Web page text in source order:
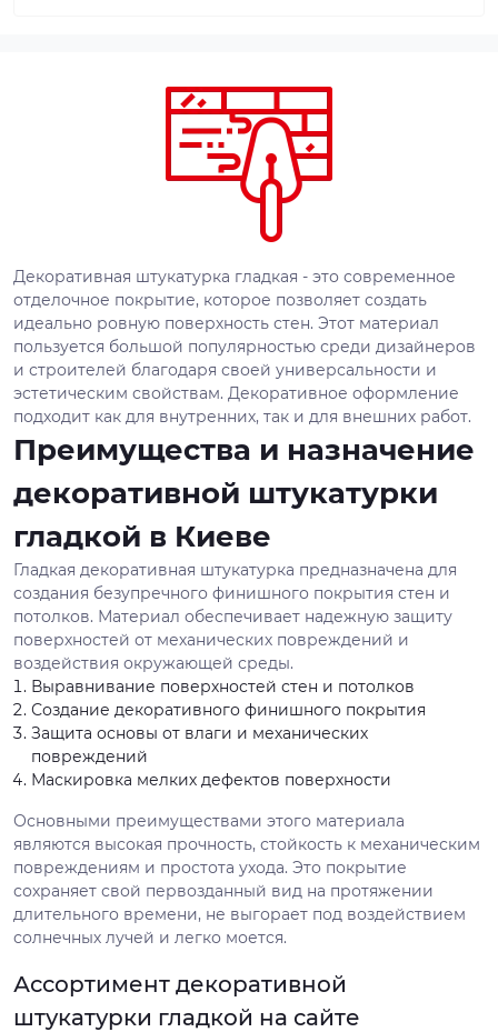
Декоративная штукатурка гладкая - это современное
отделочное покрытие, которое позволяет создать
идеально ровную поверхность стен. Этот материал
пользуется большой популярностью среди дизайнеров
и строителей благодаря своей универсальности и
эстетическим свойствам. Декоративное оформление
подходит как для внутренних, так и для внешних работ.
Преимущества и назначение
декоративной штукатурки
гладкой в Киеве
Гладкая декоративная штукатурка предназначена для
создания безупречного финишного покрытия стен и
потолков. Материал обеспечивает надежную защиту
поверхностей от механических повреждений и
воздействия окружающей среды.
Выравнивание поверхностей стен и потолков
Создание декоративного финишного покрытия
Защита основы от влаги и механических
повреждений
Маскировка мелких дефектов поверхности
Основными преимуществами этого материала
являются высокая прочность, стойкость к механическим
повреждениям и простота ухода. Это покрытие
сохраняет свой первозданный вид на протяжении
длительного времени, не выгорает под воздействием
солнечных лучей и легко моется.
Ассортимент декоративной
штукатурки гладкой на сайте